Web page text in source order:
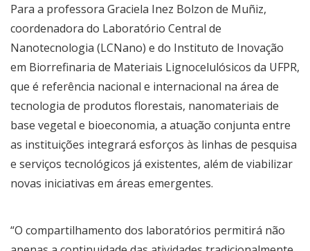
Para a professora Graciela Inez Bolzon de Muñiz,
coordenadora do Laboratório Central de
Nanotecnologia (LCNano) e do Instituto de Inovação
em Biorrefinaria de Materiais Lignocelulósicos da UFPR,
que é referência nacional e internacional na área de
tecnologia de produtos florestais, nanomateriais de
base vegetal e bioeconomia, a atuação conjunta entre
as instituições integrará esforços às linhas de pesquisa
e serviços tecnológicos já existentes, além de viabilizar
novas iniciativas em áreas emergentes.
“O compartilhamento dos laboratórios permitirá não